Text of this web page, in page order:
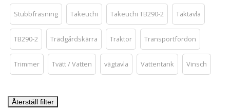
Stubbfräsning Takeuchi Takeuchi TB290-2 Taktavla
TB290-2 Trädgårdskärra Traktor Transportfordon
Trimmer Tvätt / Vatten vägtavla Vattentank Vinsch
Återställ filter